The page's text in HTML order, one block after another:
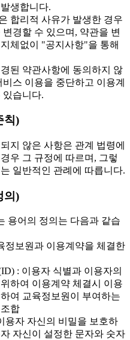
생합니다.
합리적 사유가 발생한 경우
경할 수 있으며, 약관을 변
체없이 "공지사항"을 통해
된 약관사항에 동의하지 않
스 이용을 중단하고 이용계
있습니다.
칙)
지 않은 사항은 관계 법령에
우 그 규정에 따르며, 그렇
일반적인 관례에 따릅니다.
의)
용어의 정의는 다음과 같습
정보원과 이용계약을 체결한
: 이용자 식별과 이용자의
하여 이용계약 체결시 이용
여 교육정보원이 부여하는
합
용자 자신의 비밀을 보호하
자신이 설정한 문자와 숫자